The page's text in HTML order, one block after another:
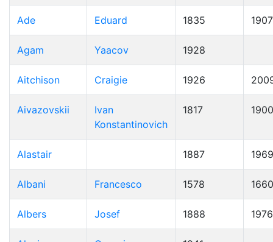
Ade Eduard 1835 1907
Agam Yaacov 1928
Aitchison Craigie 1926
Aivazovskii
Ivan
Konstantinovich
1817 1900
Alastair 1887 1969
Albani Francesco 1578 1660
Albers Josef 1888 1976